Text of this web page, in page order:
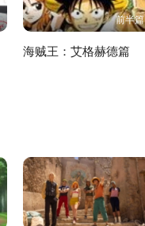
前半篇
海贼王：艾格赫德篇